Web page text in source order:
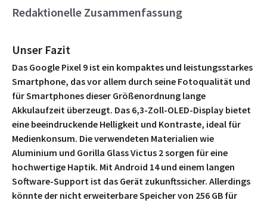
Redaktionelle Zusammenfassung
Unser Fazit
Das Google Pixel 9 ist ein kompaktes und leistungsstarkes
Smartphone, das vor allem durch seine Fotoqualität und
für Smartphones dieser Größenordnung lange
Akkulaufzeit überzeugt. Das 6,3-Zoll-OLED-Display bietet
eine beeindruckende Helligkeit und Kontraste, ideal für
Medienkonsum. Die verwendeten Materialien wie
Aluminium und Gorilla Glass Victus 2 sorgen für eine
hochwertige Haptik. Mit Android 14 und einem langen
Software-Support ist das Gerät zukunftssicher. Allerdings
könnte der nicht erweiterbare Speicher von 256 GB für